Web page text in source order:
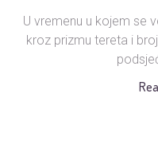
U vremenu u kojem se
kroz prizmu tereta i